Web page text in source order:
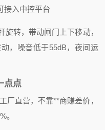
接入中控平台
转，带动闸门上下移动，
，噪音低于55dB，夜间运
点点
厂直营，不靠**商赚差价，
。